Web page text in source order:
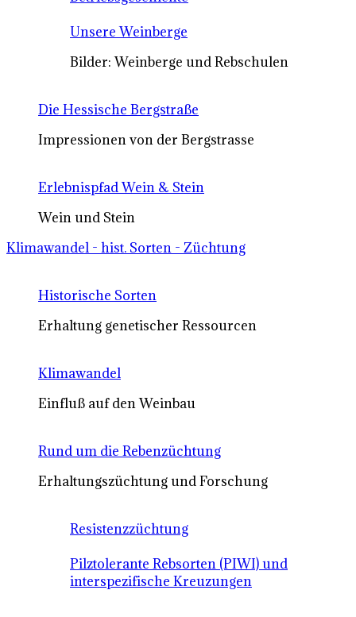
Unsere Weinberge
Bilder: Weinberge und Rebschulen
Die Hessische Bergstraße
Impressionen von der Bergstrasse
Erlebnispfad Wein & Stein
Wein und Stein
Klimawandel - hist. Sorten - Züchtung
Historische Sorten
Erhaltung genetischer Ressourcen
Klimawandel
Einfluß auf den Weinbau
Rund um die Rebenzüchtung
Erhaltungszüchtung und Forschung
Resistenzzüchtung
Pilztolerante Rebsorten (PIWI) und
interspezifische Kreuzungen